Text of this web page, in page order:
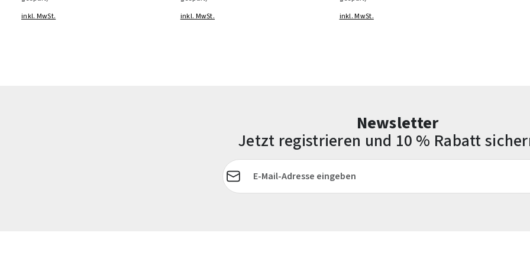
inkl. MwSt.
inkl. MwSt.
inkl. MwSt.
Newsletter
Jetzt registrieren und 10 % Rabatt
E-Mail-Adresse*